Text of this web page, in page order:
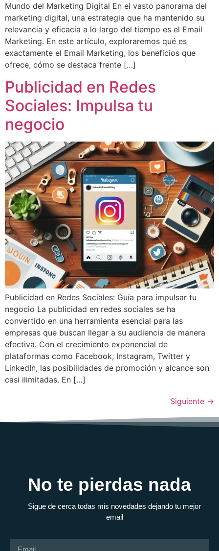
Mundo del Marketing Digital En el vasto panorama del
marketing digital, una estrategia que ha mantenido su
relevancia y eficacia a lo largo del tiempo es el Email
Marketing. En este artículo, exploraremos qué es
exactamente el Email Marketing, los beneficios que
ofrece, cómo se destaca frente […]
Publicidad en Redes
Sociales: Impulsa tu
negocio
Publicidad en Redes Sociales: Guía para impulsar tu
negocio La publicidad en redes sociales se ha
convertido en una herramienta esencial para las
empresas que buscan llegar a su audiencia de manera
efectiva. Con el crecimiento exponencial de
plataformas como Facebook, Instagram, Twitter y
LinkedIn, las posibilidades de promoción y alcance son
casi ilimitadas. En […]
Siguiente →
No te pierdas nada
Sigue de cerca todas mis novedades dejando tu mejor
email